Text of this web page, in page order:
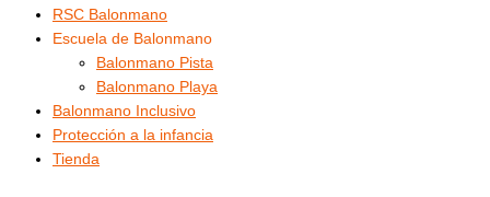
RSC Balonmano
Escuela de Balonmano
Balonmano Pista
Balonmano Playa
Balonmano Inclusivo
Protección a la infancia
Tienda